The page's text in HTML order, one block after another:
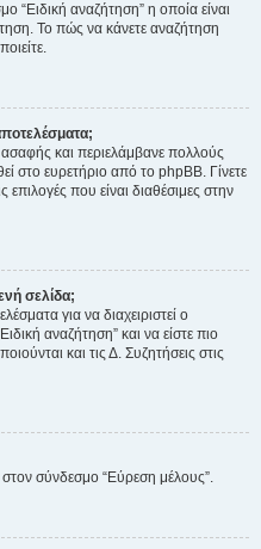
“Ειδική αναζήτηση” η οποία είναι
Το πώς να κάνετε αναζήτηση
και περιελάμβανε πολλούς
στο ευρετήριο από το phpBB. Γίνετε
επιλογές που είναι διαθέσιμες στην
σελίδα;
για να διαχειριστεί ο
αναζήτηση” και να είστε πιο
και τις Δ. Συζητήσεις στις
στον σύνδεσμο “Εύρεση μέλους”.